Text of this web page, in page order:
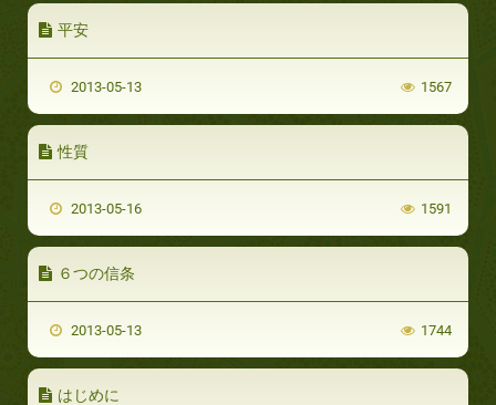
平安
2013-05-13 1567
性質
2013-05-16 1591
６つの信条
2013-05-13 1744
はじめに